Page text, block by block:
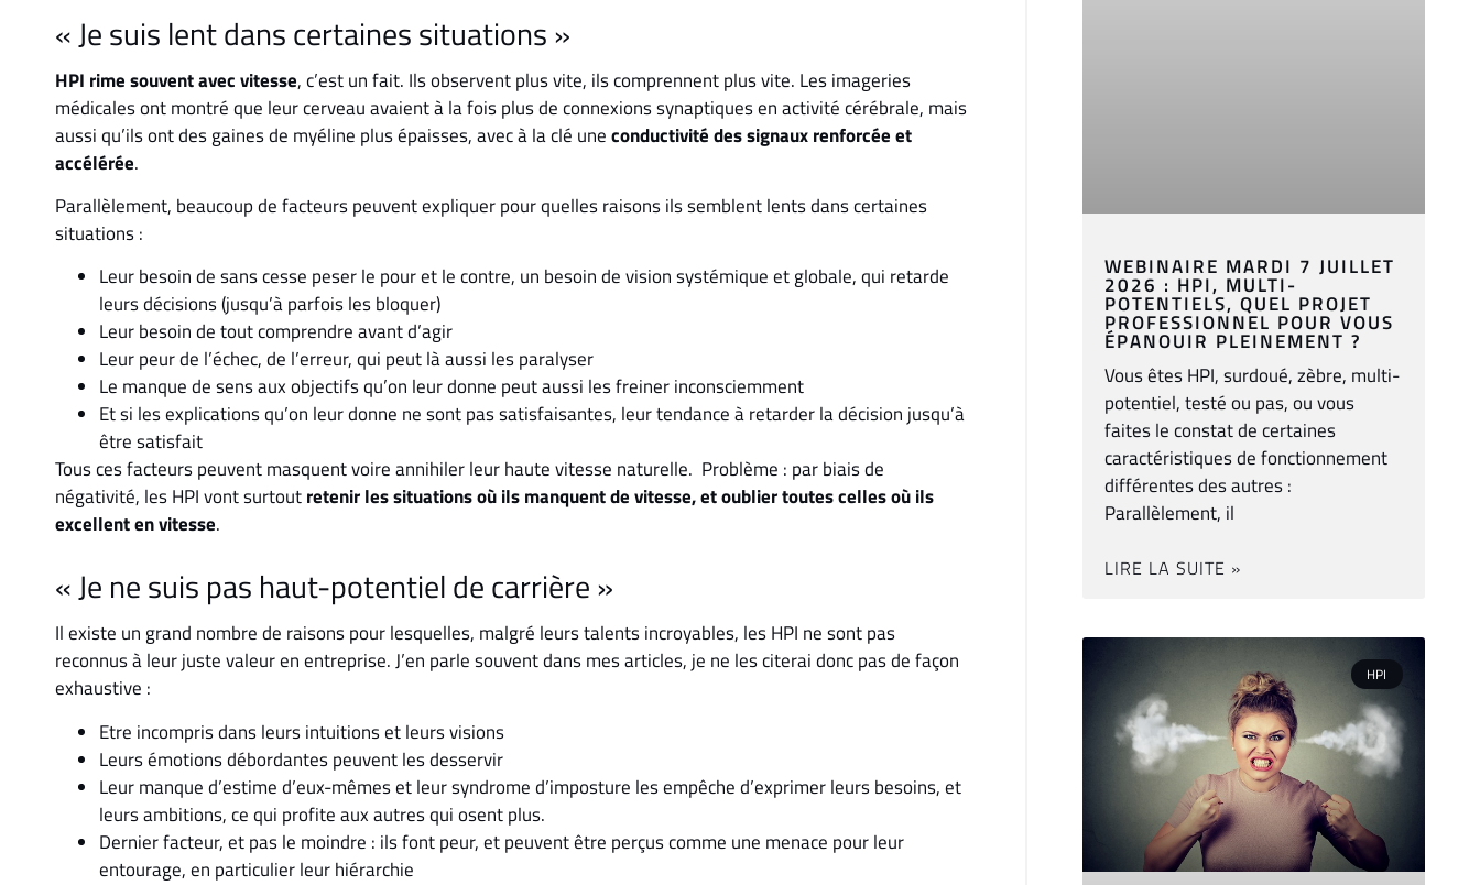
« Je suis lent dans certaines situations »
HPI rime souvent avec vitesse, c’est un fait. Ils observent plus vite, ils comprennent plus vite. Les imageries
médicales ont montré que leur cerveau avaient à la fois plus de connexions synaptiques en activité cérébrale, mais
aussi qu’ils ont des gaines de myéline plus épaisses, avec à la clé uneconductivité des signaux renforcée et
accélérée.
Parallèlement, beaucoup de facteurs peuvent expliquer pour quelles raisons ils semblent lents dans certaines
situations :
Leur besoin de sans cesse peser le pour et le contre, un besoin de vision systémique et globale, qui retarde
leurs décisions (jusqu’à parfois les bloquer)
Leur besoin de tout comprendre avant d’agir
Leur peur de l’échec, de l’erreur, qui peut là aussi les paralyser
Le manque de sens aux objectifs qu’on leur donne peut aussi les freiner inconsciemment
Et si les explications qu’on leur donne ne sont pas satisfaisantes, leur tendance à retarder la décision jusqu’à
être satisfait
Tous ces facteurs peuvent masquent voire annihiler leur haute vitesse naturelle. Problème : par biais de
négativité, les HPI vont surtoutretenir les situations où ils manquent de vitesse, et oublier toutes celles où ils
excellent en vitesse.
« Je ne suis pas haut-potentiel de carrière »
Il existe un grand nombre de raisons pour lesquelles, malgré leurs talents incroyables, les HPI ne sont pas
reconnus à leur juste valeur en entreprise. J’en parle souvent dans mes articles, je ne les citerai donc pas de façon
exhaustive :
Etre incompris dans leurs intuitions et leurs visions
Leurs émotions débordantes peuvent les desservir
Leur manque d’estime d’eux-mêmes et leur syndrome d’imposture les empêche d’exprimer leurs besoins, et
leurs ambitions, ce qui profite aux autres qui osent plus.
Dernier facteur, et pas le moindre : ils font peur, et peuvent être perçus comme une menace pour leur
entourage, en particulier leur hiérarchie
WEBINAIRE MARDI 7 JUILLET
2026 : HPI, MULTI-
POTENTIELS, QUEL PROJET
PROFESSIONNEL POUR VOUS
ÉPANOUIR PLEINEMENT ?
Vous êtes HPI, surdoué, zèbre, multi-
potentiel, testé ou pas, ou vous
faites le constat de certaines
caractéristiques de fonctionnement
différentes des autres :
Parallèlement, il
LIRE LA SUITE »
HPI